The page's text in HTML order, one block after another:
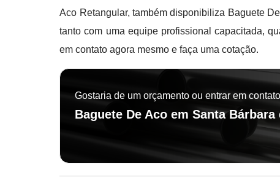
Aco Retangular, também disponibiliza Baguete
tanto com uma equipe profissional capacitada,
em contato agora mesmo e faça uma cotação.
Gostaria de um orçamento ou entrar em
Baguete De Aco em Santa Bárbara